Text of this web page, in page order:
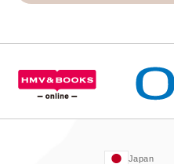
Japan